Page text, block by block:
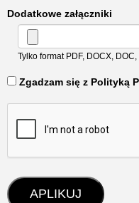
Dodatkowe załączniki
Tylko format PDF, DOCX, DOC,
‎Zgadzam się z Polityką